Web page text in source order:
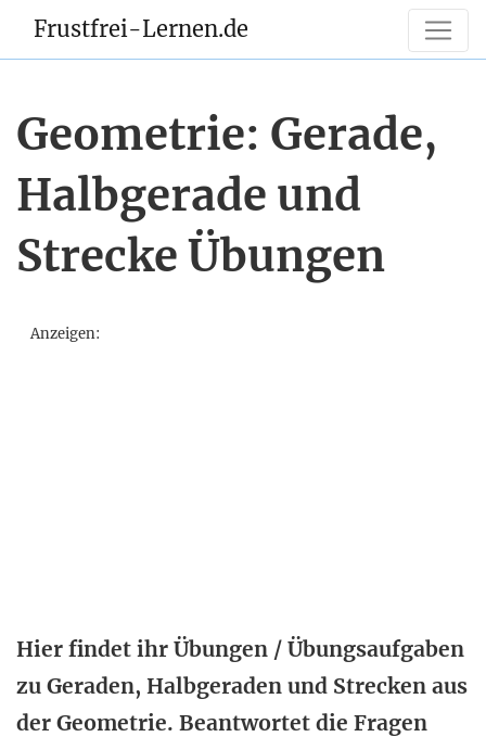
Frustfrei-Lernen.de
Geometrie: Gerade,
Halbgerade und
Strecke Übungen
Anzeigen:
Hier findet ihr Übungen / Übungsaufgaben
zu Geraden, Halbgeraden und Strecken aus
der Geometrie. Beantwortet die Fragen